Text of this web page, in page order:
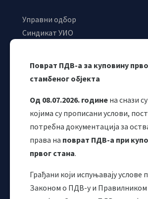
Поврат ПДВ-а за куповину
стамбеног објекта
Од 08.07.2026. године на снази
којима су прописани услови,
потребна документација за
права на поврат ПДВ-а при
првог стана.
Грађани који испуњавају услове
Законом о ПДВ-у и Правилником
Управни одбор
Синдикат УИО
Одјељење за макроекономску
Корисни линкови